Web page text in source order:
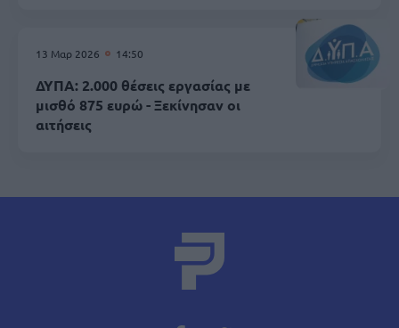
13 Μαρ 2026 14:50
ΔΥΠΑ: 2.000 θέσεις εργασίας με
μισθό 875 ευρώ - Ξεκίνησαν οι
αιτήσεις